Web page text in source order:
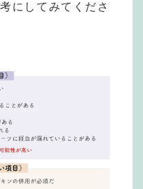
にしてみてくださ